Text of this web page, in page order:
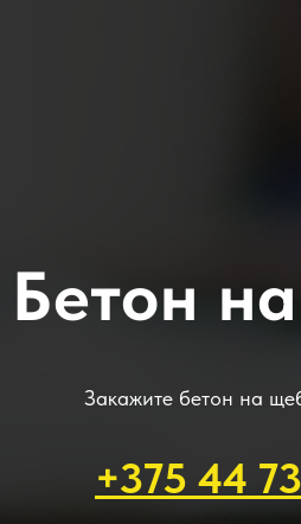
Бетон
Закажите бетон на
+375 44